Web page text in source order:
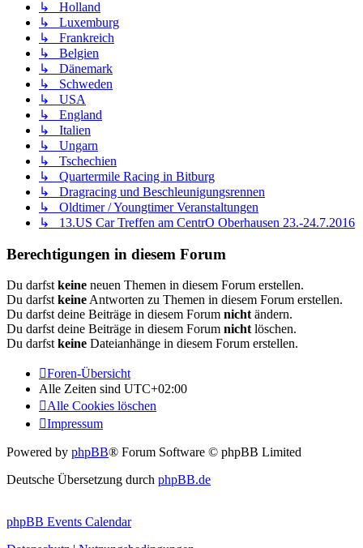
↳ Holland
↳ Luxemburg
↳ Frankreich
↳ Belgien
↳ Dänemark
↳ Schweden
↳ USA
↳ England
↳ Italien
↳ Ungarn
↳ Tschechien
↳ Quartermile Racing in Bitburg
↳ Dragracing und Beschleunigungsrennen
↳ Oldtimer / Youngtimer Veranstaltungen
↳ 13.US Car Treffen am CentrO Oberhausen 23.-24.7.2016
Berechtigungen in diesem Forum
Du darfst keine neuen Themen in diesem Forum erstellen.
Du darfst keine Antworten zu Themen in diesem Forum erstellen.
Du darfst deine Beiträge in diesem Forum nicht ändern.
Du darfst deine Beiträge in diesem Forum nicht löschen.
Du darfst keine Dateianhänge in diesem Forum erstellen.
Foren-Übersicht
Alle Zeiten sind UTC+02:00
Alle Cookies löschen
Impressum
Powered by phpBB® Forum Software © phpBB Limited
Deutsche Übersetzung durch phpBB.de
phpBB Events Calendar